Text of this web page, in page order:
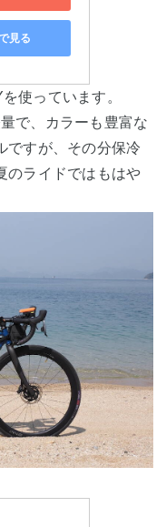
見る
使っています。
で、カラーも豊富な
ですが、その分保冷
のライドではもはや